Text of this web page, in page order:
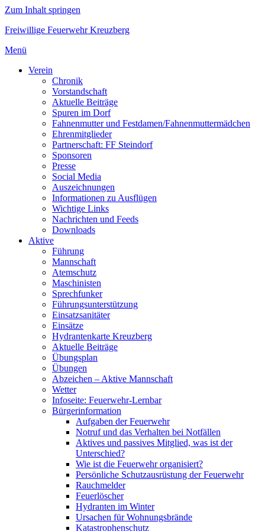
Zum Inhalt springen
Freiwillige Feuerwehr Kreuzberg
Menü
Verein
Chronik
Vorstandschaft
Aktuelle Beiträge
Spuren im Dorf
Fahnenmutter und Festdamen/Fahnenmuttermädchen
Ehrenmitglieder
Partnerschaft: FF Steindorf
Sponsoren
Presse
Social Media
Auszeichnungen
Informationen zu Ausflügen
Wichtige Links
Nachrichten und Feeds
Downloads
Aktive
Führung
Mannschaft
Atemschutz
Maschinisten
Sprechfunker
Führungsunterstützung
Einsatzsanitäter
Einsätze
Hydrantenkarte Kreuzberg
Aktuelle Beiträge
Übungsplan
Übungen
Abzeichen – Aktive Mannschaft
Wetter
Infoseite: Feuerwehr-Lernbar
Bürgerinformation
Aufgaben der Feuerwehr
Notruf und das Verhalten bei Notfällen
Aktives und passives Mitglied, was ist der
Unterschied?
Wie ist die Feuerwehr organisiert?
Persönliche Schutzausrüstung der Feuerwehr
Rauchmelder
Feuerlöscher
Hydranten im Winter
Ursachen für Wohnungsbrände
Katastrophenschutz